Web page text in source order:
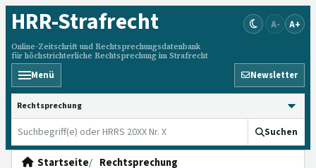
HRR-Strafrecht
Online-Zeitschrift und Rechtsprechungsdatenbank
für höchstrichterliche Rechtsprechung im Strafrecht
A- A+
Menü Newsletter
HRRS durchsuchen
Suchen
Startseite
Rechtsprechung